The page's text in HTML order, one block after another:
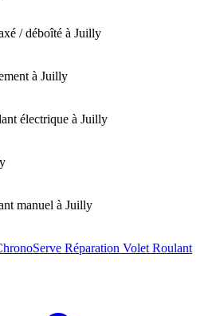
/ déboîté à Juilly
à Juilly
électrique à Juilly
manuel à Juilly
Réparation Volet Roulant